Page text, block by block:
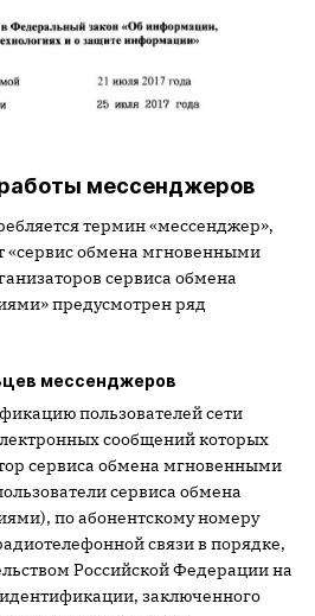
мессенджеров
термин «мессенджер»,
«сервис обмена мгновенными
сервиса обмена
предусмотрен ряд
мессенджеров
пользователей сети
сообщений которых
сервиса обмена мгновенными
сервиса обмена
по абонентскому номеру
связи в порядке,
Российской Федерации на
заключенного